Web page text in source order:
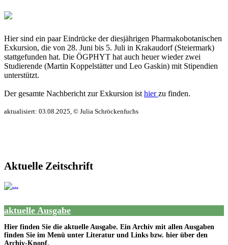
Hier sind ein paar Eindrücke der diesjährigen Pharmakobotanischen
Exkursion, die von 28. Juni bis 5. Juli in Krakaudorf (Steiermark)
stattgefunden hat. Die ÖGPHYT hat auch heuer wieder zwei
Studierende (Martin Koppelstätter und Leo Gaskin) mit Stipendien
unterstützt.
Der gesamte Nachbericht zur Exkursion ist hierzu finden.
aktualisiert: 03.08.2025, © Julia Schröckenfuchs
Aktuelle Zeitschrift
aktuelle Ausgabe
Hier finden Sie die aktuelle Ausgabe. Ein Archiv mit allen Ausgaben
finden Sie im Menü unter Literatur und Links bzw. hier über den
Archiv-Knopf.